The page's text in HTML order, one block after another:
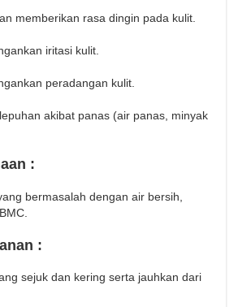
memberikan rasa dingin pada kulit.
iritasi kulit.
peradangan kulit.
akibat panas (air panas, minyak
:
bermasalah dengan air bersih,
:
sejuk dan kering serta jauhkan dari